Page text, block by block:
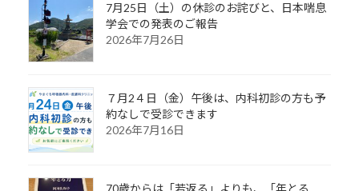
7月25日（土）の休診のお詫びと、日本喘息
学会での発表のご報告
2026年7月26日
７月2４日（金）午後は、内科初診の方も予
約なしで受診できます
2026年7月16日